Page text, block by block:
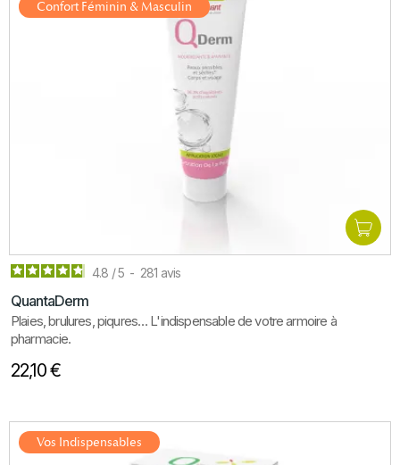
Confort Féminin & Masculin
4.8 /5 - 281 avis
QuantaDerm
Plaies, brulures, piqures… L'indispensable de votre armoire à
pharmacie.
22,10 €
Vos Indispensables